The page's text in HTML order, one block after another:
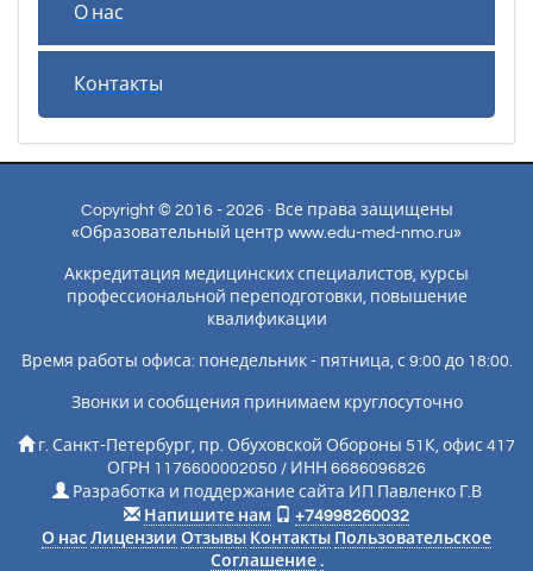
О нас
Контакты
Copyright © 2016 - 2026 · Все права защищены
«Образовательный центр www.edu-med-nmo.ru»
Аккредитация медицинских специалистов, курсы
профессиональной переподготовки, повышение
квалификации
Время работы офиса: понедельник - пятница, с 9:00 до 18:00.
Звонки и сообщения принимаем круглосуточно
г. Санкт-Петербург, пр. Обуховской Обороны 51К, офис 417
ОГРН 1176600002050 / ИНН 6686096826
Разработка и поддержание сайта ИП Павленко Г.В
Напишите нам
+74998260032
О нас Лицензии Отзывы Контакты Пользовательское
Соглашение .